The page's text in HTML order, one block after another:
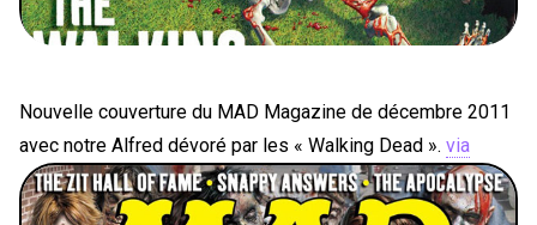
Nouvelle couverture du MAD Magazine de décembre 2011
avec notre Alfred dévoré par les « Walking Dead ». via